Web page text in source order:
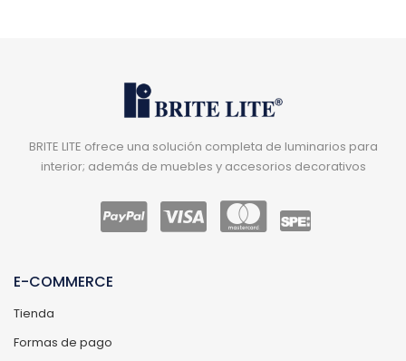
BRITE LITE ofrece una solución completa de luminarios para
interior; además de muebles y accesorios decorativos
E-COMMERCE
Tienda
Formas de pago